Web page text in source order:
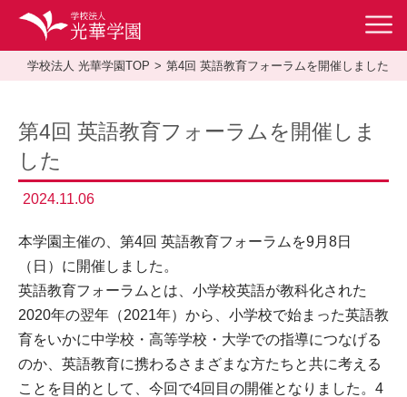
学校法人 光華学園TOP 第4回 英語教育フォーラムを開催しました
第4回 英語教育フォーラムを開催しま
した
2024.11.06
本学園主催の、第4回 英語教育フォーラムを9月8日
（日）に開催しました。
英語教育フォーラムとは、小学校英語が教科化された
2020年の翌年（2021年）から、小学校で始まった英語教
育をいかに中学校・高等学校・大学での指導につなげる
のか、英語教育に携わるさまざまな方たちと共に考える
ことを目的として、今回で4回目の開催となりました。4